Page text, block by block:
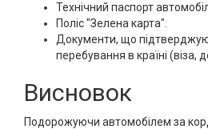
Технічний паспорт
Поліс "Зелена карта".
Документи, що
перебування в країні (віза,
Висновок
Подорожуючи автомобілем за